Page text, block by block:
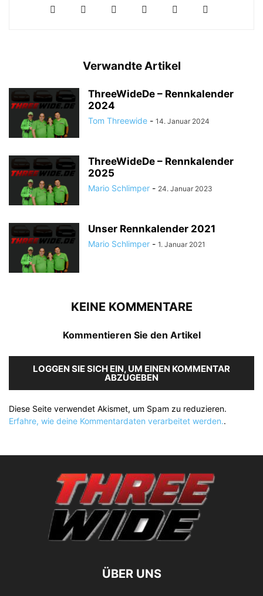
Verwandte Artikel
ThreeWideDe – Rennkalender
2024
Tom Threewide - 14. Januar 2024
ThreeWideDe – Rennkalender
2025
Mario Schlimper - 24. Januar 2023
Unser Rennkalender 2021
Mario Schlimper - 1. Januar 2021
KEINE KOMMENTARE
Kommentieren Sie den Artikel
LOGGEN SIE SICH EIN, UM EINEN KOMMENTAR
ABZUGEBEN
Diese Seite verwendet Akismet, um Spam zu reduzieren.
Erfahre, wie deine Kommentardaten verarbeitet werden..
ÜBER UNS